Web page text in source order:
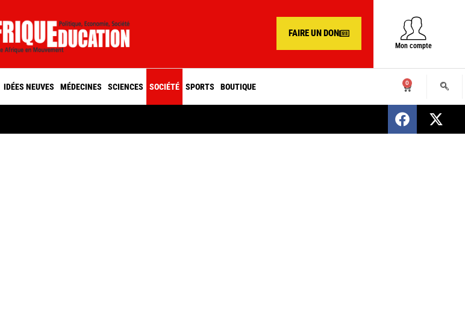
FAIRE UN DON
Mon compte
IDÉES NEUVES MÉDECINES SCIENCES SOCIÉTÉ SPORTS BOUTIQUE 0
SENEGAL : Nomination d’un nouveau